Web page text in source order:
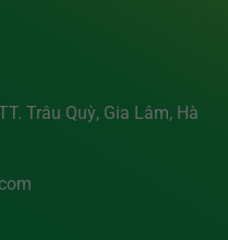
Trâu Quỳ, Gia Lâm, Hà